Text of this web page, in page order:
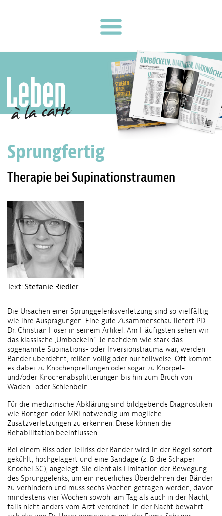
Sprungfertig
Therapie bei Supinationstraumen
Text: Stefanie Riedler
Die Ursachen einer Sprunggelenksverletzung sind so vielfältig
wie ihre Ausprägungen. Eine gute Zusammenschau liefert PD
Dr. Christian Hoser in seinem Artikel. Am Häufigsten sehen wir
das klassische „Umböckeln“. Je nachdem wie stark das
sogenannte Supinations- oder Inversionstrauma war, werden
Bänder überdehnt, reißen völlig oder nur teilweise. Oft kommt
es dabei zu Knochenprellungen oder sogar zu Knorpel-
und/oder Knochenabsplitterungen bis hin zum Bruch von
Waden- oder Schienbein.
Für die medizinische Abklärung sind bildgebende Diagnostiken
wie Röntgen oder MRI notwendig um mögliche
Zusatzverletzungen zu erkennen. Diese können die
Rehabilitation beeinflussen.
Bei einem Riss oder Teilriss der Bänder wird in der Regel sofort
gekühlt, hochgelagert und eine Bandage (z. B die Schaper
Knöchel SC), angelegt. Sie dient als Limitation der Bewegung
des Sprunggelenks, um ein neuerliches Überdehnen der Bänder
zu verhindern und muss sechs Wochen getragen werden, davon
mindestens vier Wochen sowohl am Tag als auch in der Nacht,
falls nicht anders vom Arzt verordnet. In der Nacht bewährt